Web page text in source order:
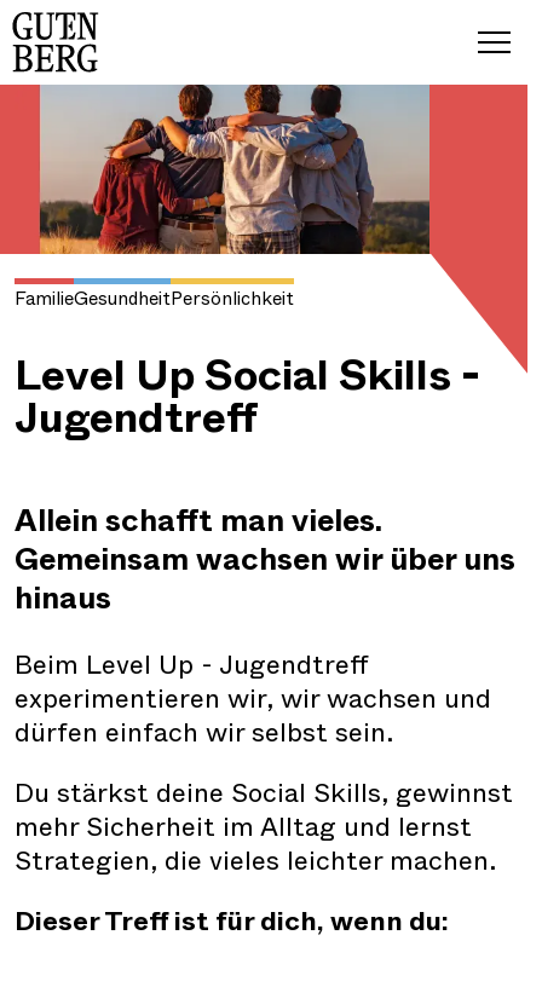
FamilieGesundheitPersönlichkeit
Level Up Social Skills -
Jugendtreff
Allein schafft man vieles.
Gemeinsam wachsen wir über uns
hinaus
Beim Level Up - Jugendtreff
experimentieren wir, wir wachsen und
dürfen einfach wir selbst sein.
Du stärkst deine Social Skills, gewinnst
mehr Sicherheit im Alltag und lernst
Strategien, die vieles leichter machen.
Dieser Treff ist für dich, wenn du: